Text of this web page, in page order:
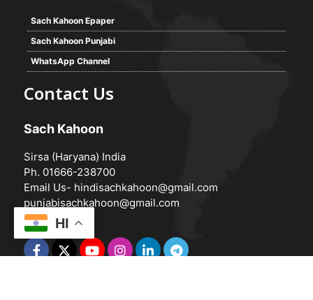
Sach Kahoon Epaper
Sach Kahoon Punjabi
WhatsApp Channel
Contact Us
Sach Kahoon
Sirsa (Haryana) India
Ph. 01666-238700
Email Us- hindisachkahoon@gmail.com
punjabisachkahoon@gmail.com
HI